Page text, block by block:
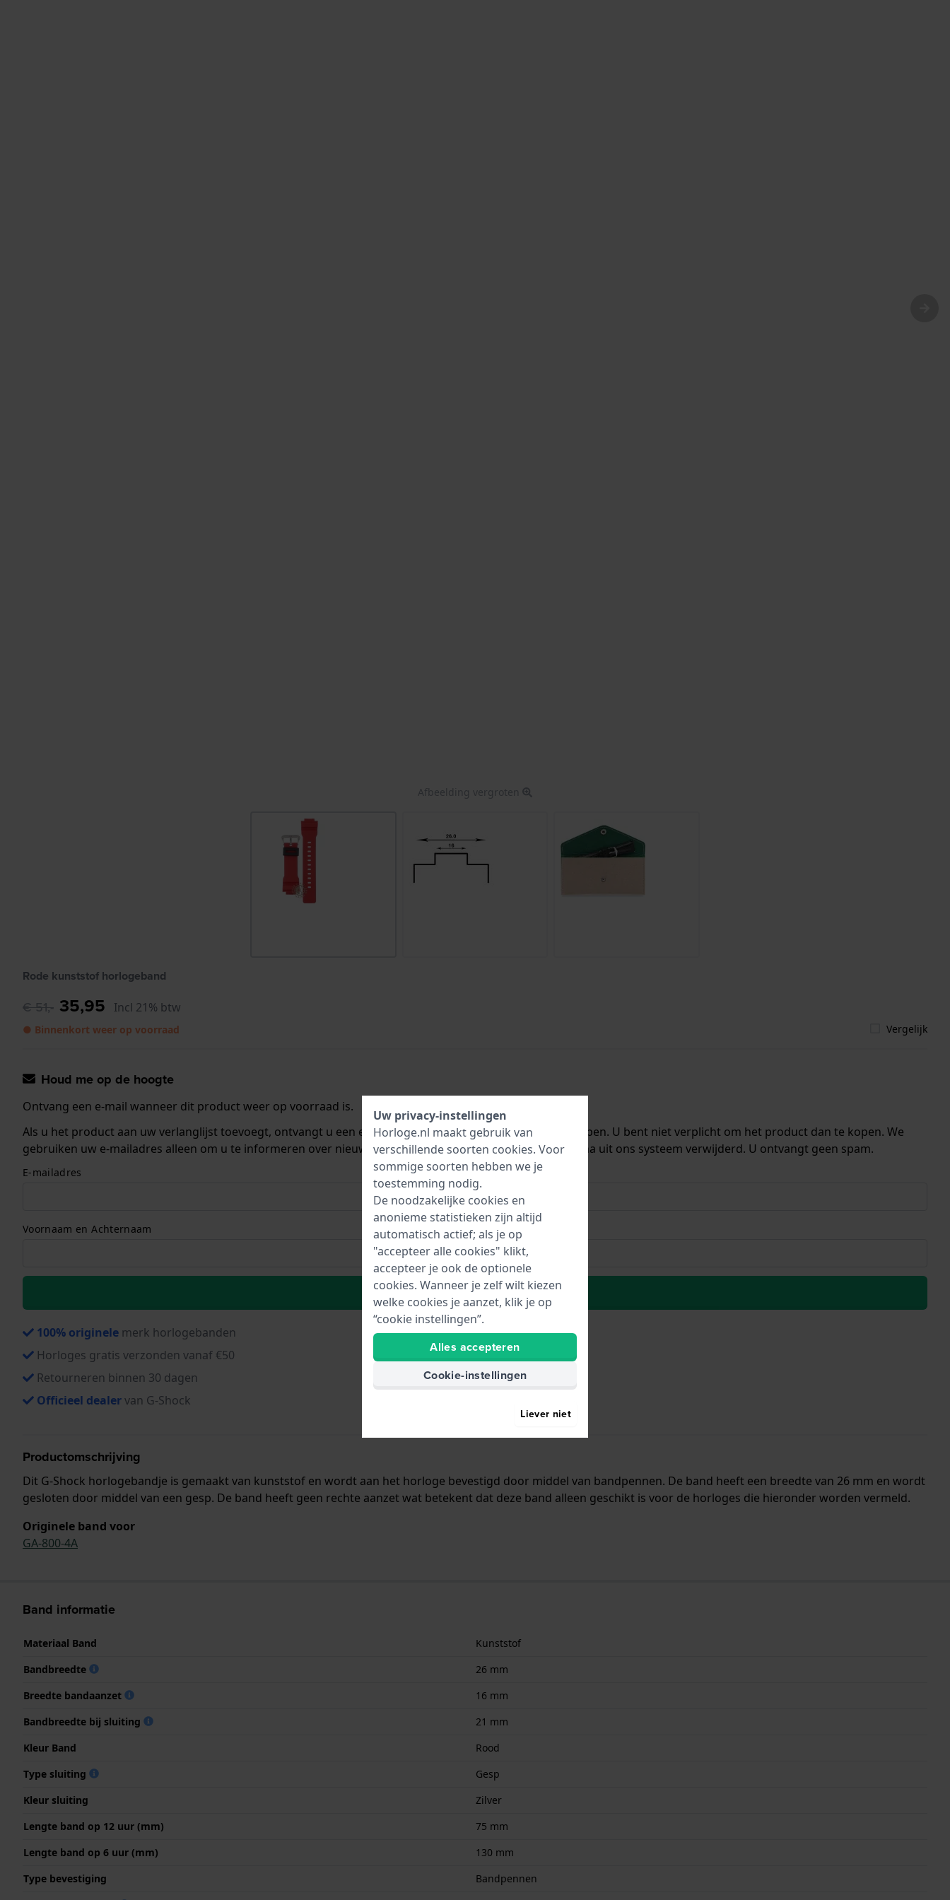
Afbeelding vergroten
Rode kunststof horlogeband
€ 51,- 35,95 Incl 21% btw
● Binnenkort weer op voorraad Vergelijk
Houd me op de hoogte
Ontvang een e-mail wanneer dit product weer op voorraad is.
Als u het product aan uw verlanglijst toevoegt, ontvangt u een e-mail zodra we het weer op voorraad hebben. U bent niet verplicht om het product dan te kopen. We
gebruiken uw e-mailadres alleen om u te informeren over nieuwe voorraad. Het wordt onmiddellijk daarna uit ons systeem verwijderd. U ontvangt geen spam.
E-mailadres
Voornaam en Achternaam
Plaats in wenslijst
100% originele merk horlogebanden
Horloges gratis verzonden vanaf €50
Retourneren binnen 30 dagen
Officieel dealervan G-Shock
Productomschrijving
Dit G-Shock horlogebandje is gemaakt van kunststof en wordt aan het horloge bevestigd door middel van bandpennen. De band heeft een breedte van 26 mm en wordt
gesloten door middel van een gesp. De band heeft geen rechte aanzet wat betekent dat deze band alleen geschikt is voor de horloges die hieronder worden vermeld.
Originele band voor
GA-800-4A
Band informatie
Materiaal Band
Kunststof
Bandbreedte
26 mm
Breedte bandaanzet
16 mm
Bandbreedte bij sluiting
21 mm
Kleur Band
Rood
Type sluiting
Gesp
Kleur sluiting
Zilver
Lengte band op 12 uur (mm)
75 mm
Lengte band op 6 uur (mm)
130 mm
Type bevestiging
Bandpennen
Uw privacy-instellingen
Horloge.nl maakt gebruik van
verschillende soorten cookies. Voor
sommige soorten hebben we je
toestemming nodig.
De noodzakelijke cookies en
anonieme statistieken zijn altijd
automatisch actief; als je op
"accepteer alle cookies" klikt,
accepteer je ook de optionele
cookies. Wanneer je zelf wilt kiezen
welke cookies je aanzet, klik je op
“cookie instellingen”.
Alles accepteren
Cookie-instellingen
Liever niet